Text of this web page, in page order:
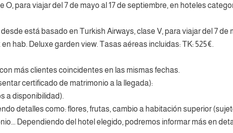
para viajar del 7 de mayo al 17 de septiembre, en hoteles
está basado en Turkish Airways, clase V, para viajar del 7 de
hab. Deluxe garden view. Tasas aéreas incluidas: TK: 525€.
más clientes coincidentes en las mismas fechas.
certificado de matrimonio a la llegada):
a disponibilidad).
detalles como: flores, frutas, cambio a habitación superior
Dependiendo del hotel elegido, podremos informar más en